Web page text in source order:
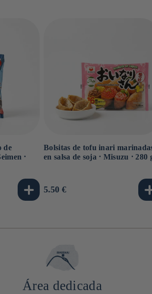
de
⋅
Bolsitas de tofu inari
en salsa de soja ⋅ Misuzu ⋅ 280
Precio
5.50 €
Área dedicada